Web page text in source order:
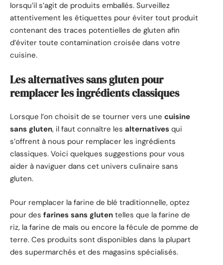
lorsqu’il s’agit de produits emballés. Surveillez
attentivement les étiquettes pour éviter tout produit
contenant des traces potentielles de gluten afin
d’éviter toute contamination croisée dans votre
cuisine.
Les alternatives sans gluten pour
remplacer les ingrédients classiques
Lorsque l’on choisit de se tourner vers une cuisine
sans gluten, il faut connaître les alternatives qui
s’offrent à nous pour remplacer les ingrédients
classiques. Voici quelques suggestions pour vous
aider à naviguer dans cet univers culinaire sans
gluten.
Pour remplacer la farine de blé traditionnelle, optez
pour des farines sans gluten telles que la farine de
riz, la farine de maïs ou encore la fécule de pomme de
terre. Ces produits sont disponibles dans la plupart
des supermarchés et des magasins spécialisés.